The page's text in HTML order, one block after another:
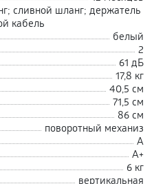
сливной шланг; держатель
кабель
белый
2
61 дБ
17,8 кг
40,5 см
71,5 см
86 см
поворотный механиз
А
A+
6 кг
вертикальная